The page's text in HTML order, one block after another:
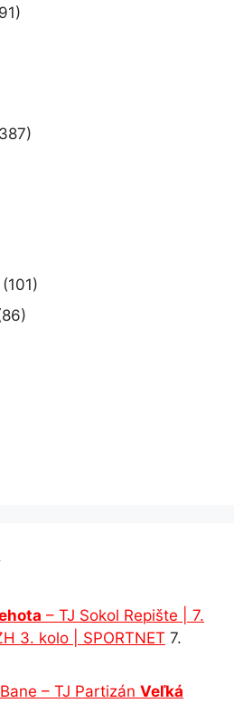
(101)
– TJ Sokol Repište | 7.
3. kolo | SPORTNET 7.
– TJ Partizán Veľká